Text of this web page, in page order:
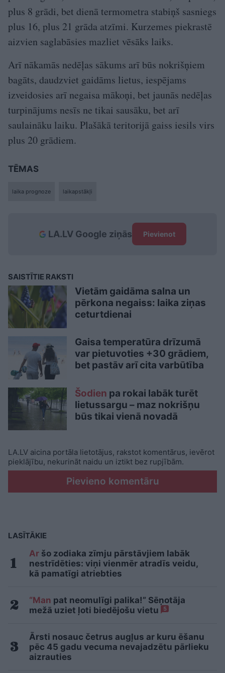
plus 8 grādi, bet dienā termometra stabiņš sasniegs
plus 16, plus 21 grāda atzīmi. Kurzemes piekrastē
aizvien saglabāsies mazliet vēsāks laiks.
Arī nākamās nedēļas sākums arī būs nokrišņiem
bagāts, daudzviet gaidāms lietus, iespējams
izveidosies arī negaisa mākoņi, bet jaunās nedēļas
turpinājums nesīs ne tikai sausāku, bet arī
saulaināku laiku. Plašākā teritorijā gaiss iesils virs
plus 20 grādiem.
TĒMAS
laika prognoze laikapstākļi
LA.LV Google ziņās Pievienot
SAISTĪTIE RAKSTI
Vietām gaidāma salna un
pērkona negaiss: laika ziņas
ceturtdienai
Gaisa temperatūra drīzumā
var pietuvoties +30 grādiem,
bet pastāv arī cita varbūtība
Šodien pa rokai labāk turēt
lietussargu – maz nokrišņu
būs tikai vienā novadā
LA.LV aicina portāla lietotājus, rakstot komentārus, ievērot
pieklājību, nekurināt naidu un iztikt bez rupjībām.
Pievieno komentāru
LASĪTĀKIE
Ar šo zodiaka zīmju pārstāvjiem labāk
nestrīdēties: viņi vienmēr atradīs veidu,
kā pamatīgi atriebties
“Man pat neomulīgi palika!” Sēņotāja
mežā uziet ļoti biedējošu vietu
5
Ārsti nosauc četrus augļus ar kuru ēšanu
pēc 45 gadu vecuma nevajadzētu pārlieku
aizrauties